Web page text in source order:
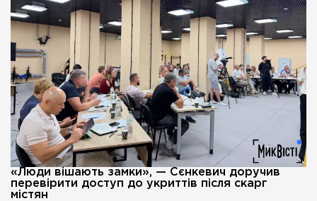
«Люди вішають замки», — Сєнкевич доручив
перевірити доступ до укриттів після скарг
містян